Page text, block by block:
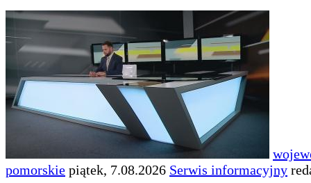
pomorskie piątek, 7.08.2026 Serwis informacyjny